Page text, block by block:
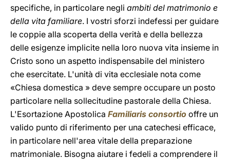
specifiche, in particolare negli ambiti del matrimonio e
della vita familiare. I vostri sforzi indefessi per guidare
le coppie alla scoperta della verità e della bellezza
delle esigenze implicite nella loro nuova vita insieme in
Cristo sono un aspetto indispensabile del ministero
che esercitate. L'unità di vita ecclesiale nota come
«Chiesa domestica » deve sempre occupare un posto
particolare nella sollecitudine pastorale della Chiesa.
L'Esortazione Apostolica Familiaris consortio offre un
valido punto di riferimento per una catechesi efficace,
in particolare nell'area vitale della preparazione
matrimoniale. Bisogna aiutare i fedeli a comprendere il